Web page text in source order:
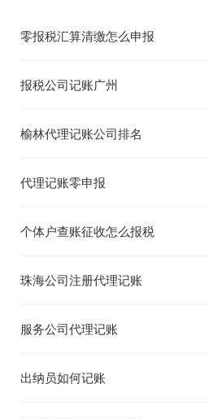
零报税汇算清缴怎么申报
报税公司记账广州
榆林代理记账公司排名
代理记账零申报
个体户查账征收怎么报税
珠海公司注册代理记账
服务公司代理记账
出纳员如何记账